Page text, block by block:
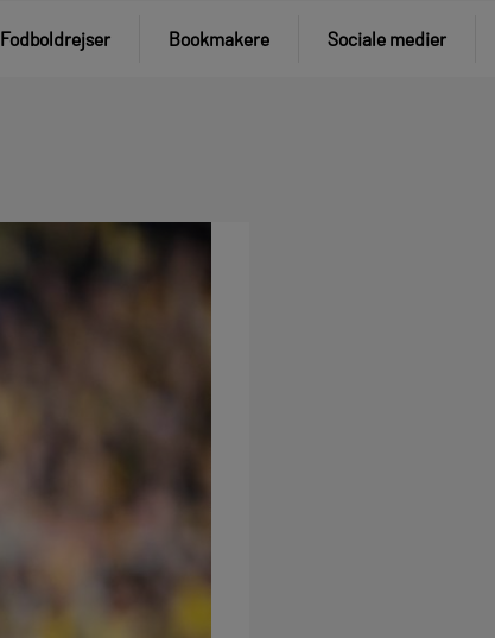
Fodboldrejser Bookmakere Sociale medier